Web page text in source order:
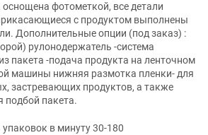
фотометкой, все детали
с продуктом выполнены
Дополнительные опции (под заказ) :
рулонодержатель -система
пакета -подача продукта на ленточном
машины нижняя размотка пленки- для
застревающих продуктов, а также
подбой пакета.
в минуту 30-180